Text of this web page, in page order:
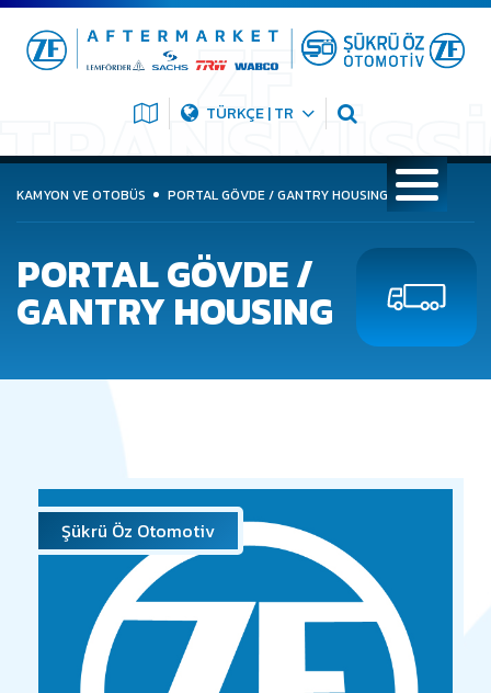
TÜRKÇE | TR
KAMYON VE OTOBÜS PORTAL GÖVDE / GANTRY HOUSING
PORTAL GÖVDE /
GANTRY HOUSING
Şükrü Öz Otomotiv